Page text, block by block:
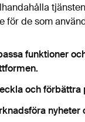
för de som
funktioner
och förbättra
nyheter